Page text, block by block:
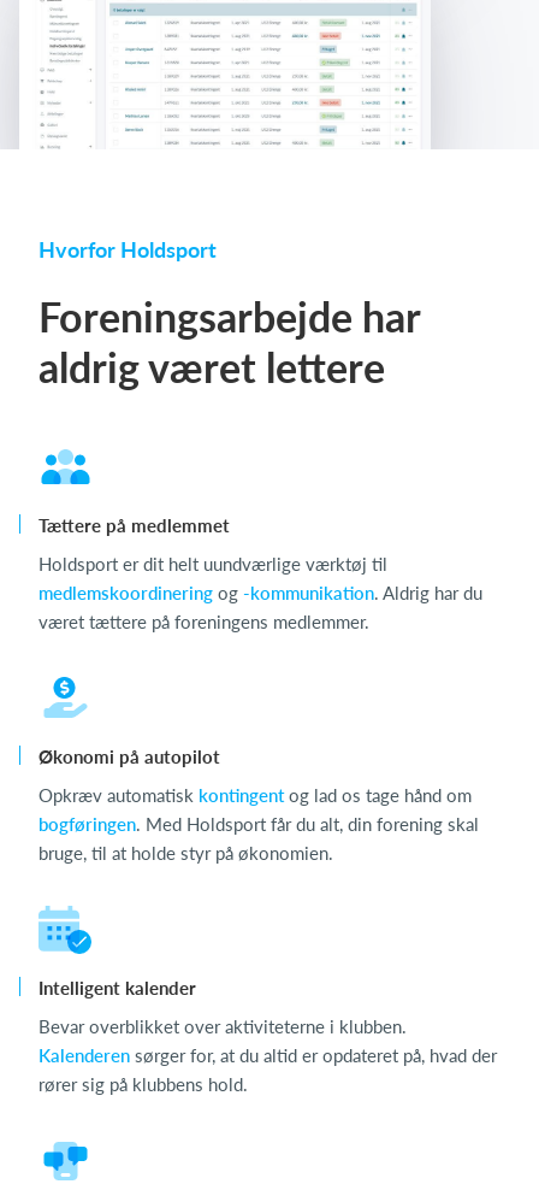
Hvorfor Holdsport
Foreningsarbejde har
aldrig været lettere
Tættere på medlemmet
Holdsport er dit helt uundværlige værktøj til
medlemskoordinering og -kommunikation. Aldrig har du
været tættere på foreningens medlemmer.
Økonomi på autopilot
Opkræv automatisk kontingentog lad os tage hånd om
bogføringen. Med Holdsport får du alt, din forening skal
bruge, til at holde styr på økonomien.
Intelligent kalender
Bevar overblikket over aktiviteterne i klubben.
Kalenderen sørger for, at du altid er opdateret på, hvad der
rører sig på klubbens hold.